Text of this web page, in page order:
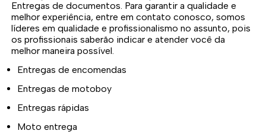
Entregas de documentos. Para garantir a qualidade e
melhor experiência, entre em contato conosco, somos
líderes em qualidade e profissionalismo no assunto, pois
os profissionais saberão indicar e atender você da
melhor maneira possível.
Entregas de encomendas
Entregas de motoboy
Entregas rápidas
Moto entrega